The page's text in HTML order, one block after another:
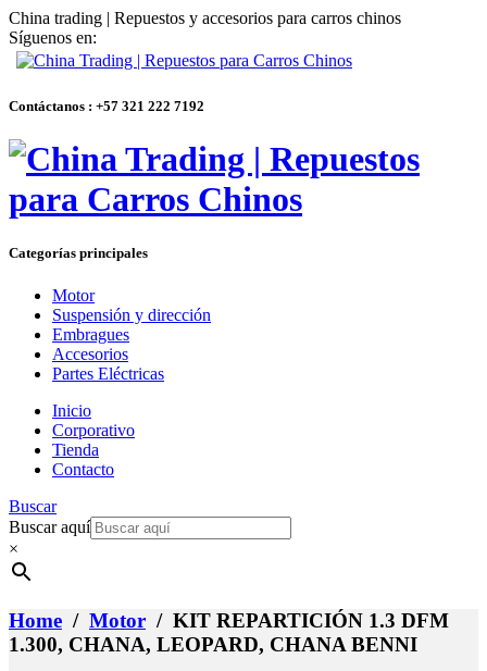
China trading | Repuestos y accesorios para carros chinos
Síguenos en:
Contáctanos : +57 321 222 7192
Categorías principales
Motor
Suspensión y dirección
Embragues
Accesorios
Partes Eléctricas
Inicio
Corporativo
Tienda
Contacto
Buscar
Buscar aquí
×
Home / Motor / KIT REPARTICIÓN 1.3 DFM
1.300, CHANA, LEOPARD, CHANA BENNI